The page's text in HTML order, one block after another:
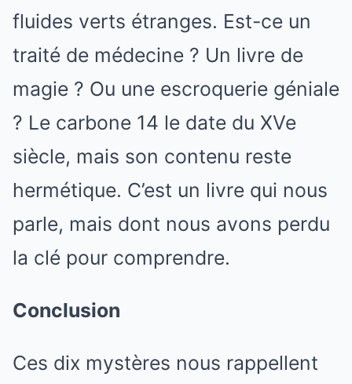
fluides verts étranges. Est-ce un
traité de médecine ? Un livre de
magie ? Ou une escroquerie géniale
? Le carbone 14 le date du XVe
siècle, mais son contenu reste
hermétique. C’est un livre qui nous
parle, mais dont nous avons perdu
la clé pour comprendre.
Conclusion
Ces dix mystères nous rappellent